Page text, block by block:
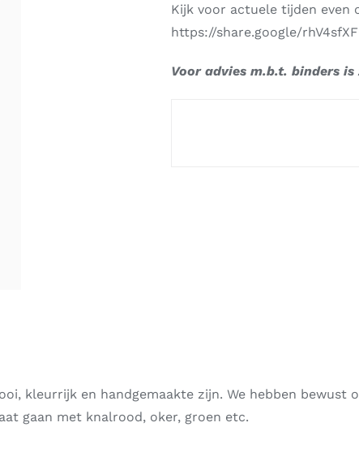
Kijk voor actuele tijden even
https://share.google/
Voor advies m.b.t. binders
kleurrijk en handgemaakte zijn. We hebben bewust
gaan met knalrood, oker, groen etc.